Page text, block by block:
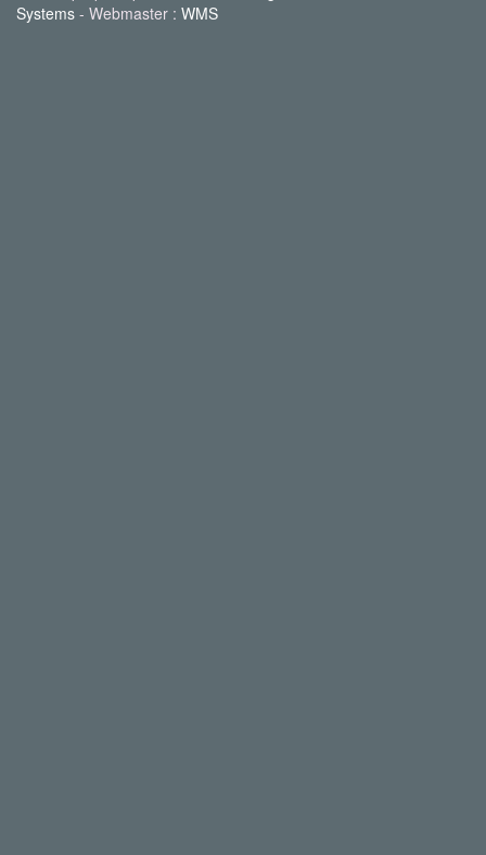
Systems - Webmaster : WMS